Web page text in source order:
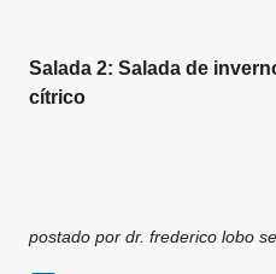
Salada 2: Salada de
cítrico
postado por dr. frederico lobo